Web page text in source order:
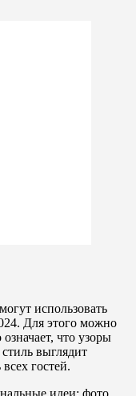
использовать
Для этого можно
что узоры
выглядит
гостей.